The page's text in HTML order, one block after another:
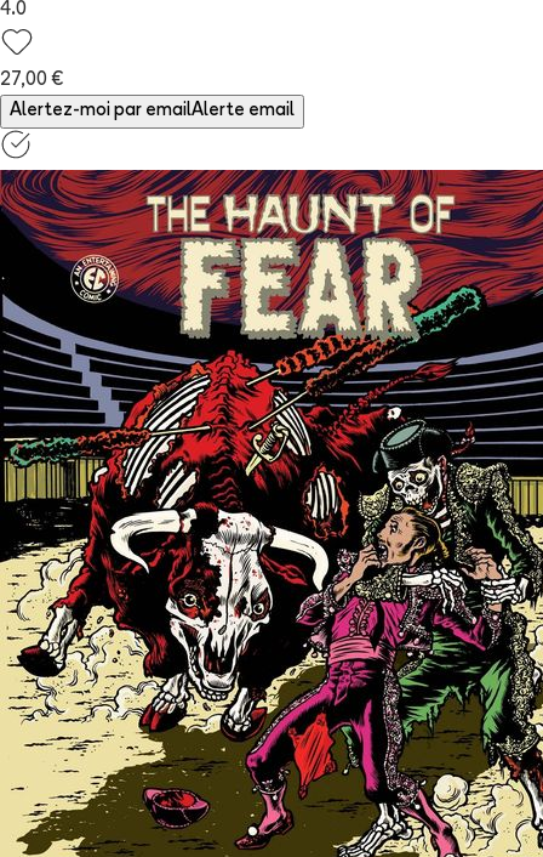
4.0
27,00 €
Alertez-moi par emailAlerte email